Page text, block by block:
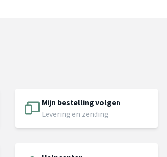
Mijn bestelling volgen
Levering en zending